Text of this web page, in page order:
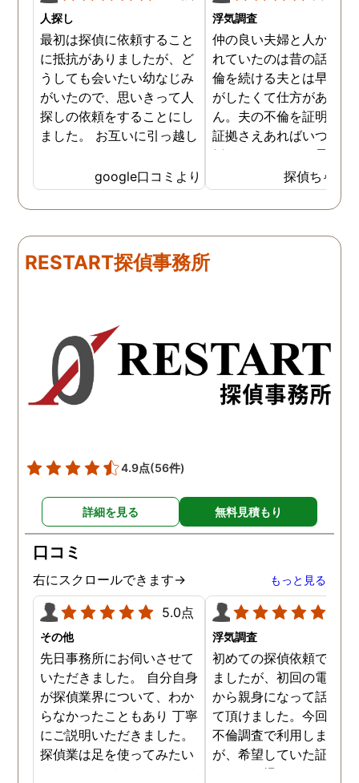
人探し
最初は探偵に依頼すること
に抵抗がありましたが、ど
うしても会いたい幼なじみ
がいたので、思いきって人
探しの依頼をすることにし
ました。 お互いに引っ越し
いる情報も少なかったの
で、難しいかなと思ってい
たのですが、見事に探して
ました。うれしくてお互い
に涙の再会でした。 対応し
玉総合情報事務所さんに依
頼させていただき本当に良
かったです。
google口コミより
浮気調査
仲の良い夫婦と人から言
れていたのは昔の話で、
倫を続ける夫とは早く離
がしたくて仕方がありま
ん。夫の不倫を証明でき
証拠さえあればいつでも
婚ができるのにと愚痴を
ぼしていると、姉が探偵
不倫の証拠集めを依頼し
くれました。探偵事務所
にも関わらず、相談員の
明な点が全くないほどし
かりと説明をしてくれま
た。調査では夫が不倫相
の自宅に頻繁に訪れる様
務所に関しても調べてく
ていて、周りの人たちの
かげで夫と離婚ができそ
探偵ちゃん
RESTART探偵事務所
4.9点(56件)
詳細を見る 無料見積もり
口コミ
右にスクロールできます→ もっと見る
5.0点
その他
先日事務所にお伺いさせて
いただきました。 自分自身
が探偵業界について、わか
らなかったこともあり 丁寧
にご説明いただきました。
探偵業は足を使ってみたい
浮気調査
初めての探偵依頼で緊張
ましたが、初回の電話相
から親身になって話を聞
て頂けました。今回、夫
不倫調査で利用しました
が、希望していた証拠を
っかりと撮ってもらうこ